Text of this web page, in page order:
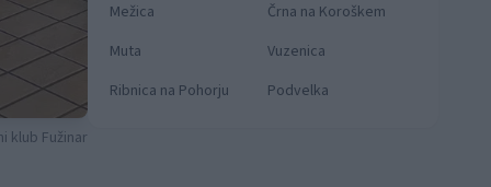
klub Fužinar
Mežica
Črna na Koroškem
Muta
Vuzenica
Ribnica na Pohorju
Podvelka